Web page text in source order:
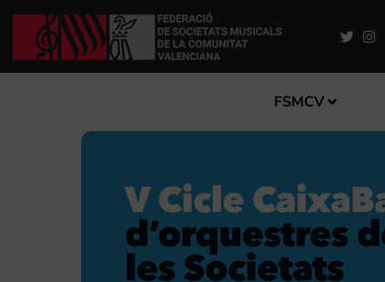
FSMCV